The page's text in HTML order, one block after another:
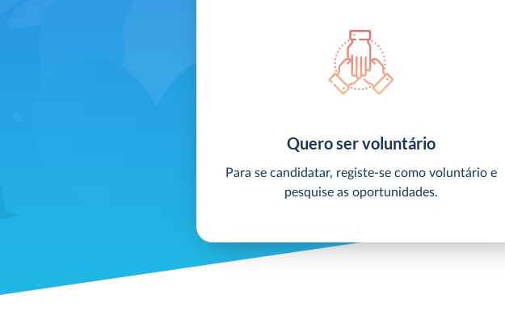
Quero ser voluntário
Para se candidatar, registe-se como voluntário e
pesquise as oportunidades.